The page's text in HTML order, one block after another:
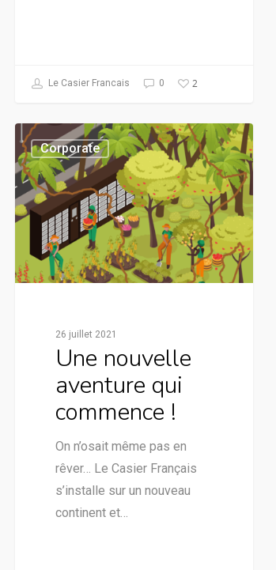
Le Casier Francais 0 2
Corporate
26 juillet 2021
Une nouvelle
aventure qui
commence !
On n’osait même pas en
rêver… Le Casier Français
s’installe sur un nouveau
continent et…